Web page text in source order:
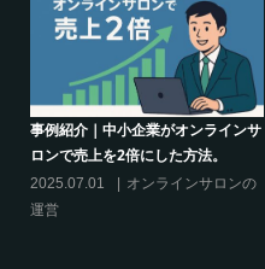
シリーズ連載【運営者のお悩み解
決】ココがポイント！リスキリング
サロン運営必須3箇条